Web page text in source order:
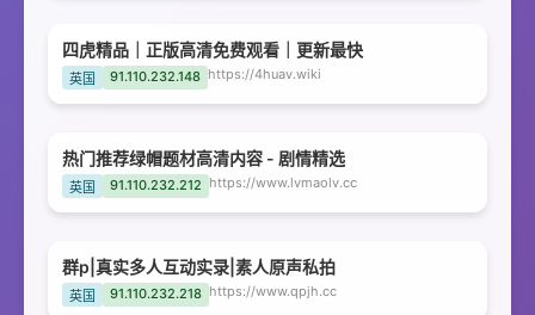
四虎精品｜正版高清免费观看｜更新最快
英国 91.110.232.148 https://4huav.wiki
热门推荐绿帽题材高清内容 - 剧情精选
英国 91.110.232.212 https://www.lvmaolv.cc
群p|真实多人互动实录|素人原声私拍
英国 91.110.232.218 https://www.qpjh.cc